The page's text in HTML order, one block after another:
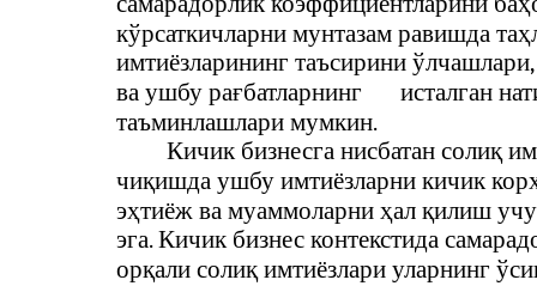
кўрсаткичларни мунтазам равишда
имтиёзларининг таъсирини
ва ушбу рағбатларнинг
исталган
таъминлашлари мумкин.
Кичик бизнесга нисбатан солиқ
чиқишда ушбу имтиёзларни кичик
эҳтиёж ва муаммоларни ҳал қилиш
эга. Кичик бизнес контекстида
орқали солиқ имтиёзлари уларнинг